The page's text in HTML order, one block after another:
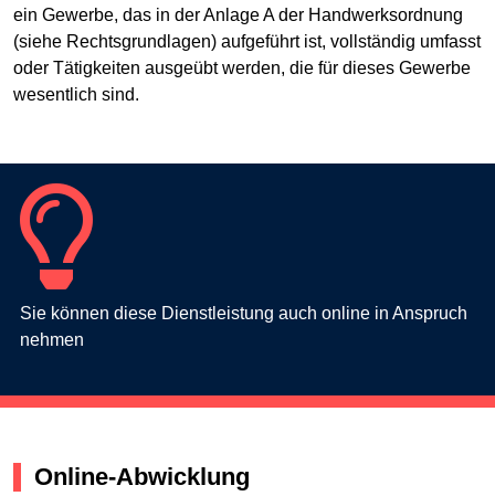
ein Gewerbe, das in der Anlage A der Handwerksordnung
(siehe Rechtsgrundlagen) aufgeführt ist, vollständig umfasst
oder Tätigkeiten ausgeübt werden, die für dieses Gewerbe
wesentlich sind.
Sie können diese Dienstleistung auch online in Anspruch
nehmen
Online-Abwicklung